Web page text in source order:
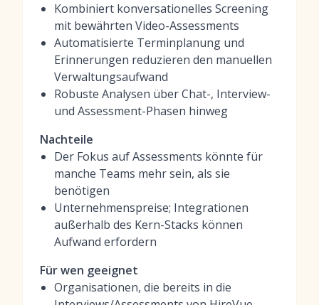
Kombiniert konversationelles Screening
mit bewährten Video-Assessments
Automatisierte Terminplanung und
Erinnerungen reduzieren den manuellen
Verwaltungsaufwand
Robuste Analysen über Chat-, Interview-
und Assessment-Phasen hinweg
Nachteile
Der Fokus auf Assessments könnte für
manche Teams mehr sein, als sie
benötigen
Unternehmenspreise; Integrationen
außerhalb des Kern-Stacks können
Aufwand erfordern
Für wen geeignet
Organisationen, die bereits in die